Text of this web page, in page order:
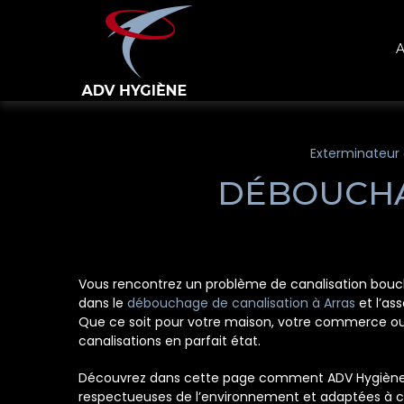
Exterminateur
Vous rencontrez un problème de canalisation
dans le débouchage de canalisation à Arras et
Que ce soit pour votre maison, votre commerce
canalisations en parfait état.
Découvrez dans cette page comment ADV
respectueuses de l’environnement et adaptées à
Panneau de gestion des cookies